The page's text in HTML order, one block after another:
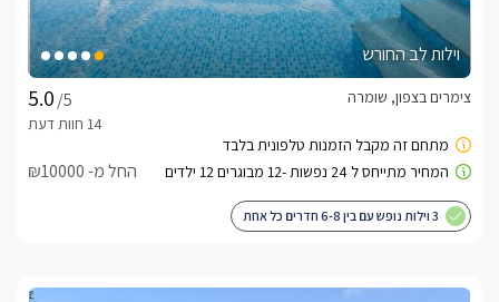
בחצר הוילה תיהנו מגינה ענקית מטופחת ביופיה עם בריכה ענקית
צלולה במתחם, עצים ומרווח גדול, פינות ישיבה מרהיבות ונוחות,
ערסל משובח ונוח, מיטות שיזוף נוחות ומפנקות, ג'קוזי ספא ענק אל
מול נוף ירוק ומקסים ביופיו, פינת ברביקיו, משחקים לילדים, שולחן
פינג פונג גדול ומרשים.
כלול באירוח
האספרסו, סבונים ומוצרי טואלטיקה, שמפניה.
וילות לב החורש
/5
צימרים בצפון, שומרה
החל מ- ₪10000
3 וילות נופש עם בין 6-8 חדרים כל אחת